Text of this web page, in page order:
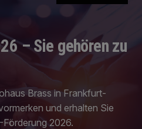
– Sie gehören zu
Brass in Frankfurt-
und erhalten Sie
2026.